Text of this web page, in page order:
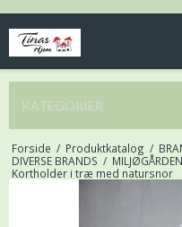
KATEGORIER
Forside / Produktkatalog /
DIVERSE BRANDS / MILJØGÅRDEN
Kortholder i træ med natursnor